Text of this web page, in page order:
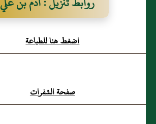
العجلي الشَيباني
اضغط هنا للطباعة
صفحة الشفرات